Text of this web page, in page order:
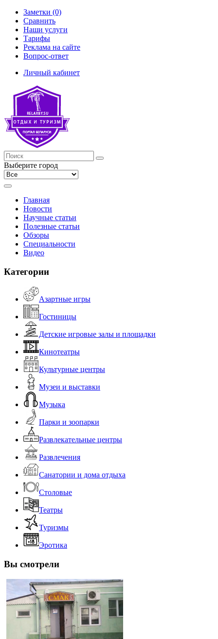
Заметки (0)
Сравнить
Наши услуги
Тарифы
Реклама на сайте
Вопрос-ответ
Личный кабинет
Выберите город
Главная
Новости
Научные статьи
Полезные статьи
Обзоры
Специальности
Видео
Категории
Азартные игры
Гостиницы
Детские игровые залы и площадки
Кинотеатры
Культурные центры
Музеи и выставки
Музыка
Парки и зоопарки
Развлекательные центры
Развлечения
Санатории и дома отдыха
Столовые
Театры
Туризмы
Эротика
Вы смотрели